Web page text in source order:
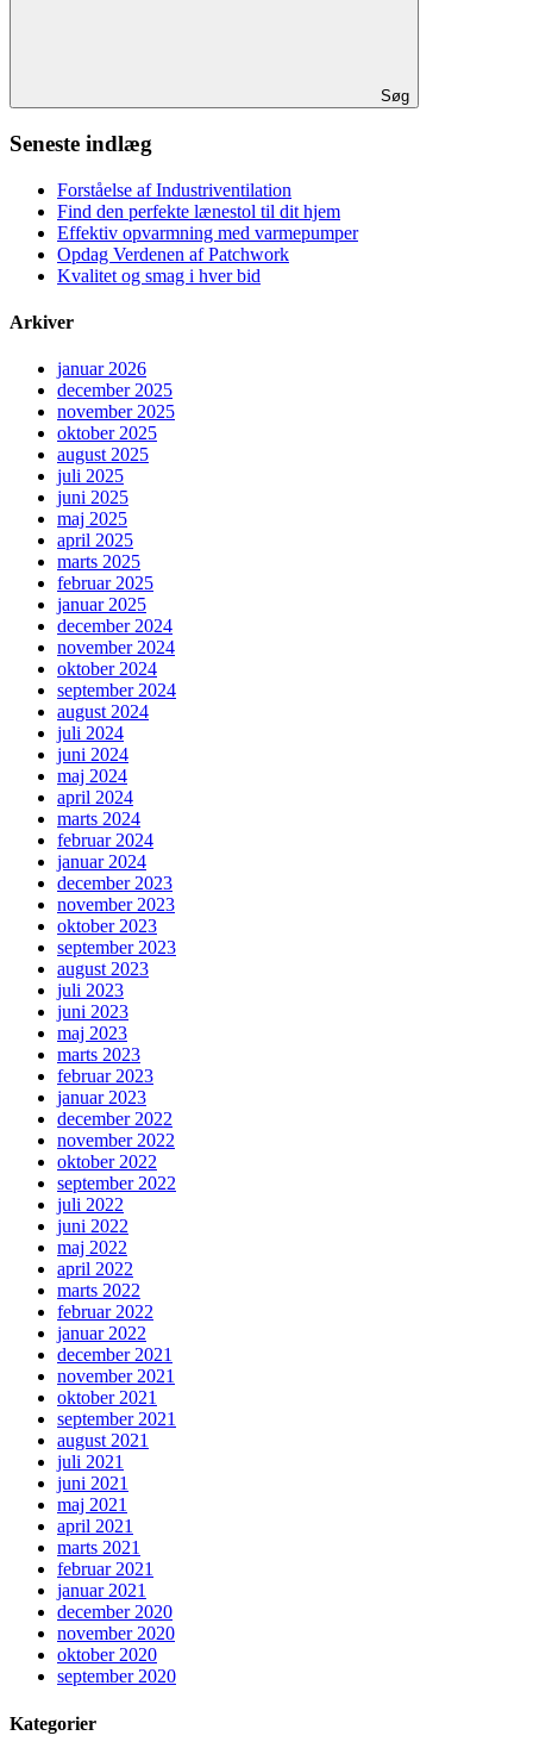
Søg
Seneste indlæg
Forståelse af Industriventilation
Find den perfekte lænestol til dit hjem
Effektiv opvarmning med varmepumper
Opdag Verdenen af Patchwork
Kvalitet og smag i hver bid
Arkiver
januar 2026
december 2025
november 2025
oktober 2025
august 2025
juli 2025
juni 2025
maj 2025
april 2025
marts 2025
februar 2025
januar 2025
december 2024
november 2024
oktober 2024
september 2024
august 2024
juli 2024
juni 2024
maj 2024
april 2024
marts 2024
februar 2024
januar 2024
december 2023
november 2023
oktober 2023
september 2023
august 2023
juli 2023
juni 2023
maj 2023
marts 2023
februar 2023
januar 2023
december 2022
november 2022
oktober 2022
september 2022
juli 2022
juni 2022
maj 2022
april 2022
marts 2022
februar 2022
januar 2022
december 2021
november 2021
oktober 2021
september 2021
august 2021
juli 2021
juni 2021
maj 2021
april 2021
marts 2021
februar 2021
januar 2021
december 2020
november 2020
oktober 2020
september 2020
Kategorier